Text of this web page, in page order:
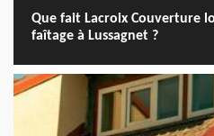
Que fait Lacroix Couverture
faîtage à Lussagnet ?